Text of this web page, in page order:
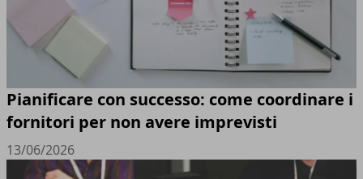
Pianificare con successo: come coordinare i
fornitori per non avere imprevisti
13/06/2026